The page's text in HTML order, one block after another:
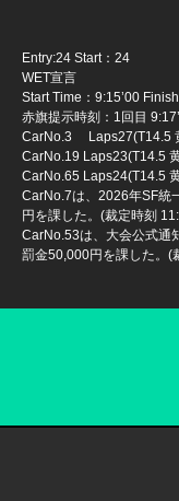
Entry:24 Start：24
WET宣言
Start Time：9:15’00
赤旗提示時刻：1回目
CarNo.3 Laps27(T14.5
CarNo.19 Laps23(T14.5
CarNo.65 Laps24(T14.5
CarNo.7は、2026年SF統
円を課した。(裁定時刻
CarNo.53は、大会公式通
罰金50,000円を課した。(